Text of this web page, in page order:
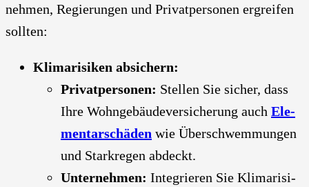
neh­men, Regie­run­gen und Pri­vat­per­so­nen ergrei­fen
soll­ten:
Kli­ma­ri­si­ken absi­chern:
Pri­vat­per­so­nen: Stel­len Sie sicher, dass
Ihre Wohn­ge­bäu­de­ver­si­che­rung auch Ele­
men­tar­schä­den wie Über­schwem­mun­gen
und Stark­re­gen abdeckt.
Unter­neh­men: Inte­grie­ren Sie Kli­ma­ri­si­